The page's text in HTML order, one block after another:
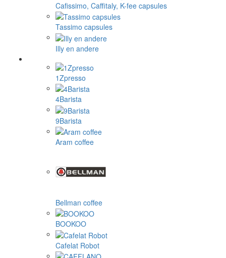
Cafissimo, Caffitaly, K-fee capsules
Tassimo capsules
Illy en andere
1Zpresso
4Barista
9Barista
Aram coffee
Bellman coffee
BOOKOO
Cafelat Robot